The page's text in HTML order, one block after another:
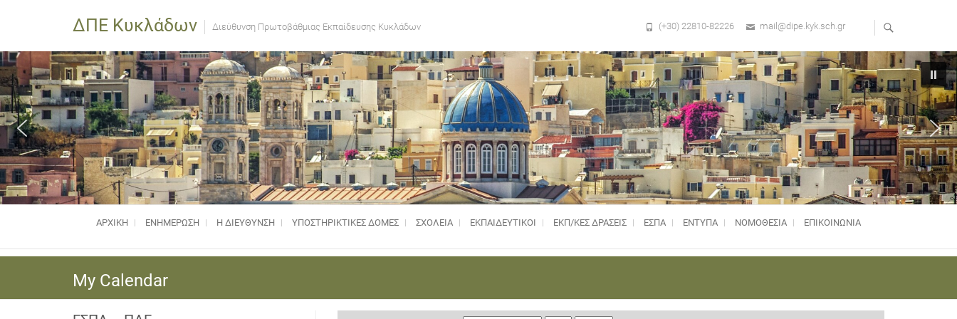
ΔΠΕ Κυκλάδων Διεύθυνση Πρωτοβάθμιας Εκπαίδευσης Κυκλάδων (+30) 22810-82226 mail@dipe.kyk.sch.gr
ΑΡΧΙΚΗ ΕΝΗΜΈΡΩΣΗ Η ΔΙΕΥΘΥΝΣΗ ΥΠΟΣΤΗΡΙΚΤΙΚΈΣ ΔΟΜΈΣ ΣΧΟΛΕΙΑ ΕΚΠΑΙΔΕΥΤΙΚΟΙ ΕΚΠ/ΚΕΣ ΔΡΑΣΕΙΣ ΕΣΠΑ ΕΝΤΥΠΑ ΝΟΜΟΘΕΣΊΑ ΕΠΙΚΟΙΝΩΝΙΑ
My Calendar